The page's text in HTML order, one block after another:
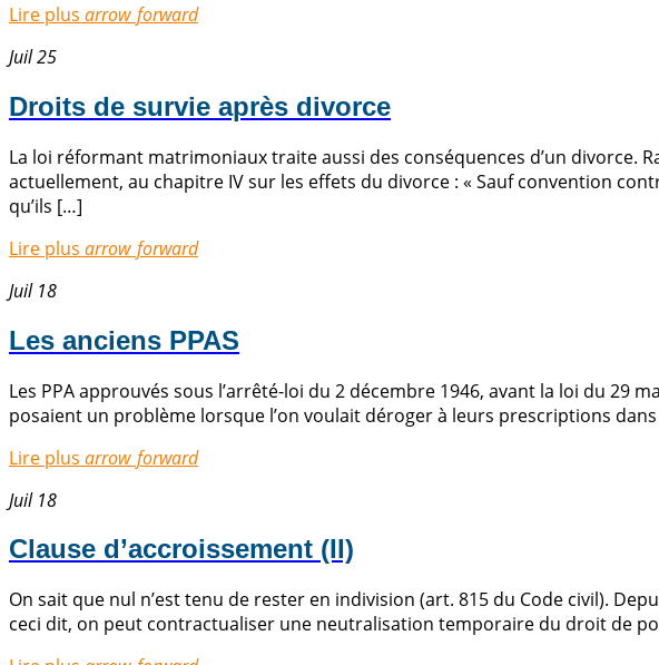
Lire plus arrow_forward
Juil 25
Droits de survie après divorce
La loi réformant matrimoniaux traite aussi des conséquences d’un divorce.
actuellement, au chapitre IV sur les effets du divorce : « Sauf convention
qu’ils […]
Lire plus arrow_forward
Juil 18
Les anciens PPAS
Les PPA approuvés sous l’arrêté-loi du 2 décembre 1946, avant la loi du 29
posaient un problème lorsque l’on voulait déroger à leurs prescriptions
Lire plus arrow_forward
Juil 18
Clause d’accroissement (II)
On sait que nul n’est tenu de rester en indivision (art. 815 du Code civil).
ceci dit, on peut contractualiser une neutralisation temporaire du droit de